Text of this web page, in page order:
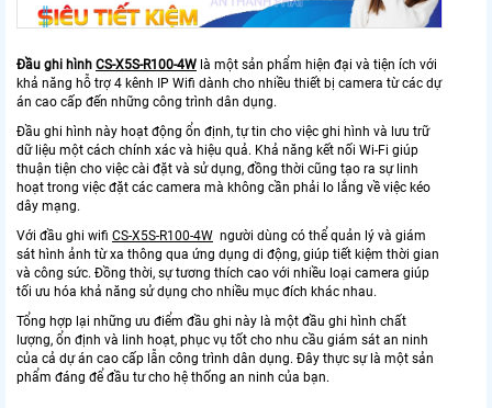
Đầu ghi hình CS-X5S-R100-4W là một sản phẩm hiện đại và tiện ích với
khả năng hỗ trợ 4 kênh IP Wifi dành cho nhiều thiết bị camera từ các dự
án cao cấp đến những công trình dân dụng.
Đầu ghi hình này hoạt động ổn định, tự tin cho việc ghi hình và lưu trữ
dữ liệu một cách chính xác và hiệu quả. Khả năng kết nối Wi-Fi giúp
thuận tiện cho việc cài đặt và sử dụng, đồng thời cũng tạo ra sự linh
hoạt trong việc đặt các camera mà không cần phải lo lắng về việc kéo
dây mạng.
Với đầu ghi wifi CS-X5S-R100-4W người dùng có thể quản lý và giám
sát hình ảnh từ xa thông qua ứng dụng di động, giúp tiết kiệm thời gian
và công sức. Đồng thời, sự tương thích cao với nhiều loại camera giúp
tối ưu hóa khả năng sử dụng cho nhiều mục đích khác nhau.
Tổng hợp lại những ưu điểm đầu ghi này là một đầu ghi hình chất
lượng, ổn định và linh hoạt, phục vụ tốt cho nhu cầu giám sát an ninh
của cả dự án cao cấp lẫn công trình dân dụng. Đây thực sự là một sản
phẩm đáng để đầu tư cho hệ thống an ninh của bạn.